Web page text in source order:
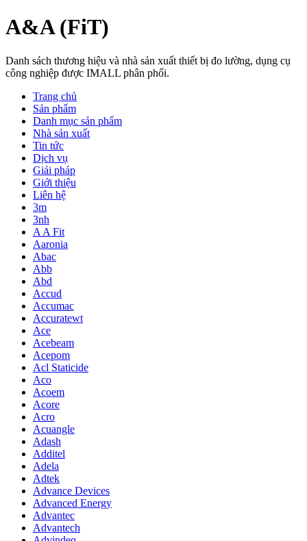
A&A (FiT)
Danh sách thương hiệu và nhà sản xuất thiết bị đo lường, dụng cụ
công nghiệp được IMALL phân phối.
Trang chủ
Sản phẩm
Danh mục sản phẩm
Nhà sản xuất
Tin tức
Dịch vụ
Giải pháp
Giới thiệu
Liên hệ
3m
3nh
A A Fit
Aaronia
Abac
Abb
Abd
Accud
Accumac
Accuratewt
Ace
Acebeam
Acepom
Acl Staticide
Aco
Acoem
Acore
Acro
Acuangle
Adash
Additel
Adela
Adtek
Advance Devices
Advanced Energy
Advantec
Advantech